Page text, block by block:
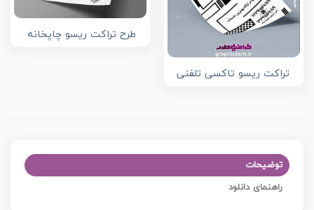
تراکت ریسو تاکسی تلفنی
طرح تراکت ریسو چاپخانه
توضیحات
راهنمای دانلود